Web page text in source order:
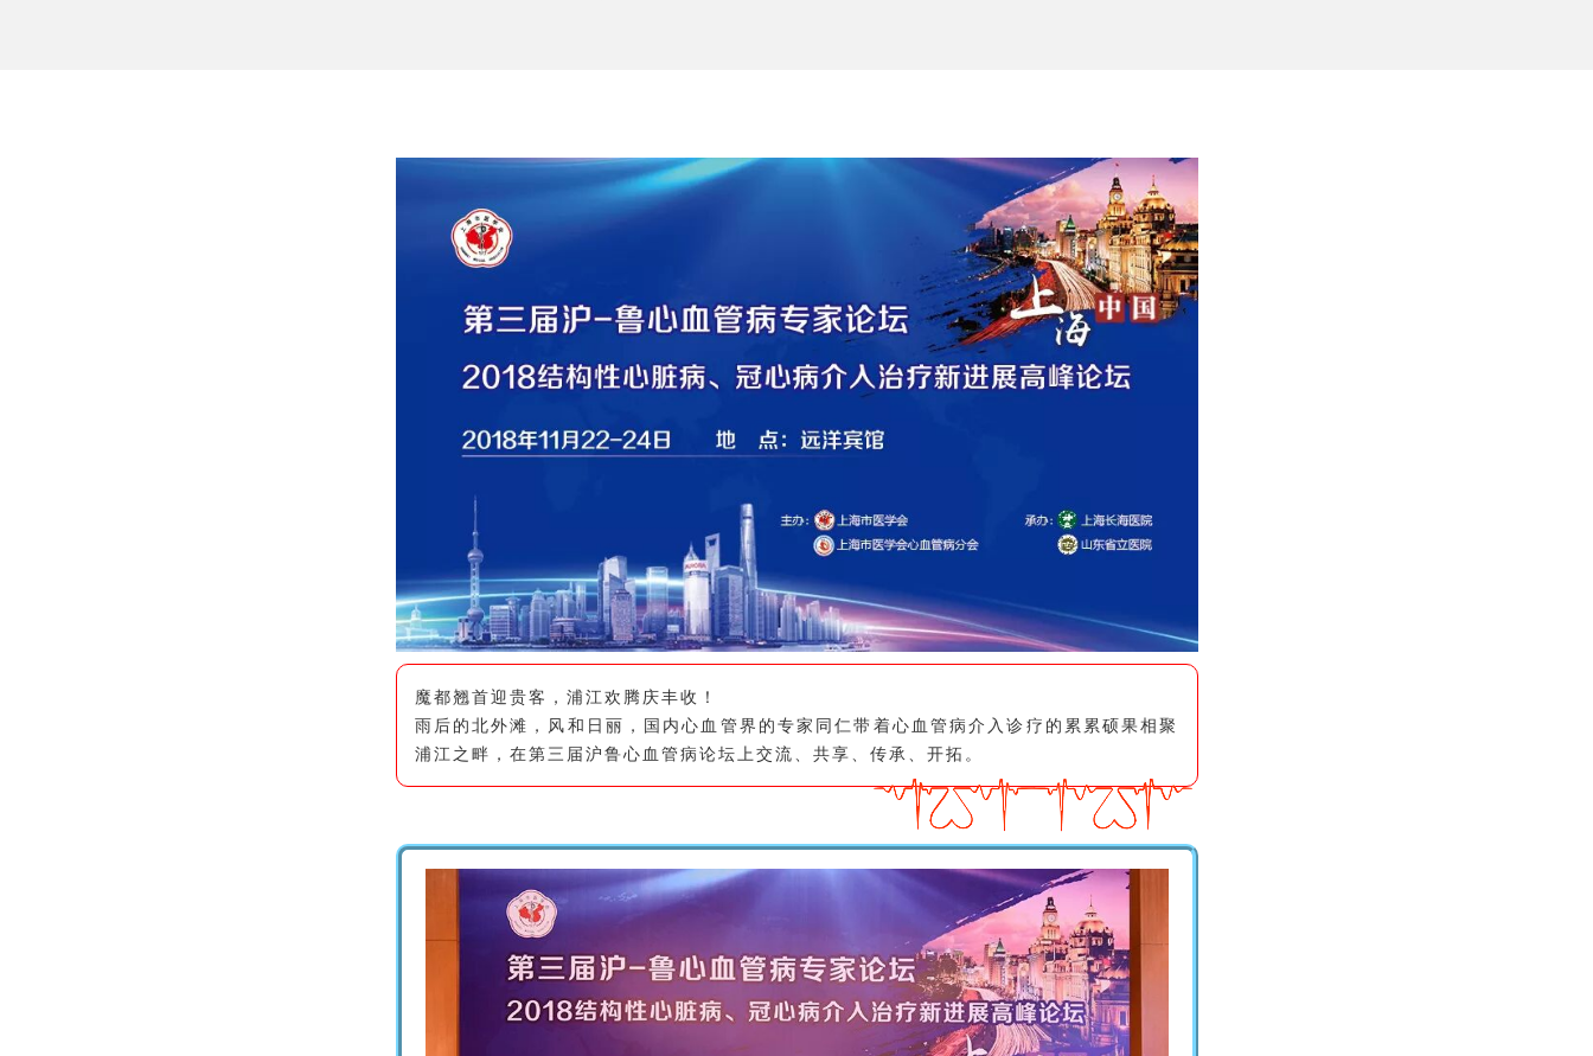
魔都翘首迎贵客，浦江欢腾庆丰收！
雨后的北外滩，风和日丽，国内心血管界的专家同仁带着心血管病介入诊疗的累累硕果相聚
浦江之畔，在第三届沪鲁心血管病论坛上交流、共享、传承、开拓。